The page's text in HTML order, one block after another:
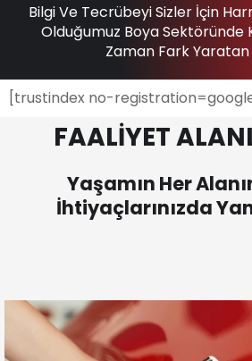
Bilgi Ve Tecrübeyi Sizler İçin
Olduğumuz Boya Sektöründe
Zaman Fark Yaratan
[trustindex no-
FAALİYET
Yaşamın Her
İhtiyaçlarınızda